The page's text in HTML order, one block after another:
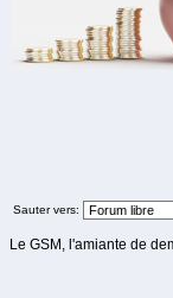
Sauter vers:
Le GSM, l'amiante de